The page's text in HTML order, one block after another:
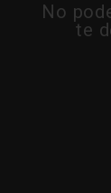
No
te